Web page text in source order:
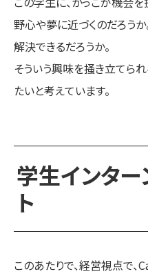
野心や夢に近づくのだろうか
解決できるだろうか。
そういう興味を掻き立てら
たいと考えています。
学生インタ
ト
このあたりで、経営視点で